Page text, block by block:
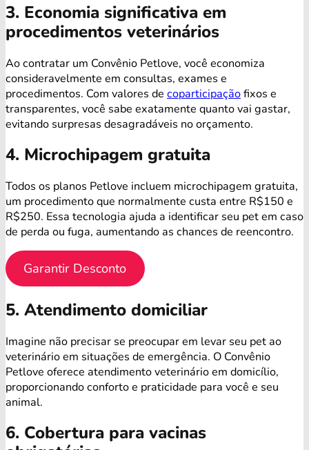
3. Economia significativa em
procedimentos veterinários
Ao contratar um Convênio Petlove, você economiza
consideravelmente em consultas, exames e
procedimentos. Com valores de coparticipaçãofixos e
transparentes, você sabe exatamente quanto vai gastar,
evitando surpresas desagradáveis no orçamento.
4. Microchipagem gratuita
Todos os planos Petlove incluem microchipagem gratuita,
um procedimento que normalmente custa entre R$150 e
R$250. Essa tecnologia ajuda a identificar seu pet em caso
de perda ou fuga, aumentando as chances de reencontro.
Garantir Desconto
5. Atendimento domiciliar
Imagine não precisar se preocupar em levar seu pet ao
veterinário em situações de emergência. O Convênio
Petlove oferece atendimento veterinário em domicílio,
proporcionando conforto e praticidade para você e seu
animal.
6. Cobertura para vacinas